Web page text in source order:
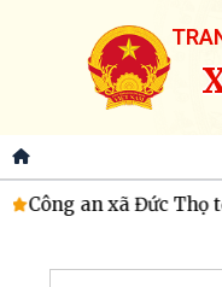
Công an xã Đức Thọ